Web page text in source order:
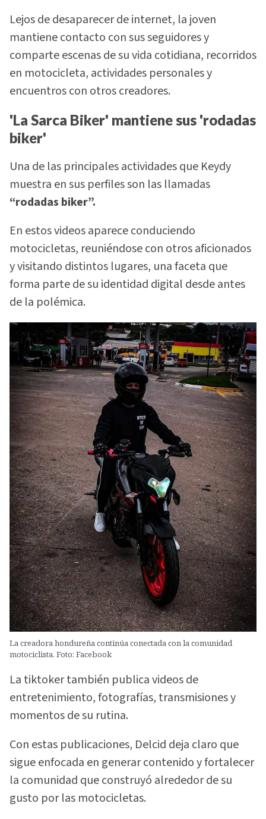
Lejos de desaparecer de internet, la joven
mantiene contacto con sus seguidores y
comparte escenas de su vida cotidiana, recorridos
en motocicleta, actividades personales y
encuentros con otros creadores.
'La Sarca Biker' mantiene sus 'rodadas
biker'
Una de las principales actividades que Keydy
muestra en sus perfiles son las llamadas
“rodadas biker”.
En estos videos aparece conduciendo
motocicletas, reuniéndose con otros aficionados
y visitando distintos lugares, una faceta que
forma parte de su identidad digital desde antes
de la polémica.
La creadora hondureña continúa conectada con la comunidad
motociclista. Foto: Facebook
La tiktoker también publica videos de
entretenimiento, fotografías, transmisiones y
momentos de su rutina.
Con estas publicaciones, Delcid deja claro que
sigue enfocada en generar contenido y fortalecer
la comunidad que construyó alrededor de su
gusto por las motocicletas.